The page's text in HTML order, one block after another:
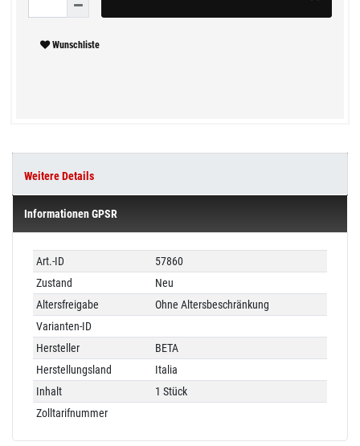
Wunschliste
Weitere Details
Informationen GPSR
Technisches
Merkmal
Wert
Art.-ID
57860
Zustand
Neu
Altersfreigabe
Ohne Altersbeschränkung
Varianten-ID
Hersteller
BETA
Herstellungsland
Italia
Inhalt
1 Stück
Zolltarifnummer